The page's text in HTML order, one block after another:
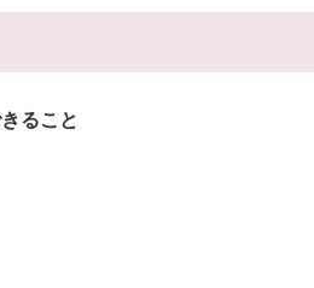
ること